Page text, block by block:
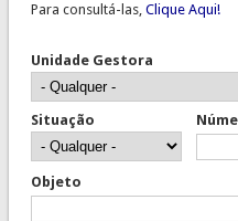
Para consultá-las, Clique Aqui!
Unidade Gestora
Situação
Objeto